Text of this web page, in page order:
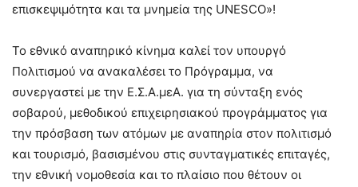
επισκεψιμότητα και τα μνημεία της UNESCO»!
Το εθνικό αναπηρικό κίνημα καλεί τον υπουργό
Πολιτισμού να ανακαλέσει το Πρόγραμμα, να
συνεργαστεί με την Ε.Σ.Α.μεΑ. για τη σύνταξη ενός
σοβαρού, μεθοδικού επιχειρησιακού προγράμματος για
την πρόσβαση των ατόμων με αναπηρία στον πολιτισμό
και τουρισμό, βασισμένου στις συνταγματικές επιταγές,
την εθνική νομοθεσία και το πλαίσιο που θέτουν οι